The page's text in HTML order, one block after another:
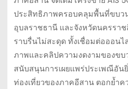
ประสิทธิภาพครอบคลุมพื้นที่ขบว
อุบลราชธานี และจังหวัดนครรา
ราบรื่นไม่สะดุด ทั้งเชื่อมต่อออน
ภาพและคลิปความงดงามของขบ
สนับสนุนการเผยแพร่ประเพณีอัน
ท่องเที่ยวของภาคอีสาน ตอกย้ำ